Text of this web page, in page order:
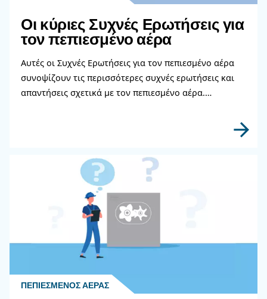
Ποιες προφυλάξεις ασφαλείας
να λαμβάνονται κατά τη
εμβολοφόρων
Τα μέτρα προφύλαξης για τη λειτουργία των
αεροσυμπιεστών περιλαμβάνουν τη χρήση
Ελέγχετε τακτικά τον αεροσυμπιεστή για
χαλαρές συνδέσεις και φθαρμένα εξαρτήματα.
τις οδηγίες του κατασκευαστή για τη συντήρηση
λειτουργία και μην υπερβαίνετε ποτέ τα